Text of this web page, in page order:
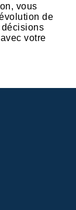
vous
de
décisions
votre